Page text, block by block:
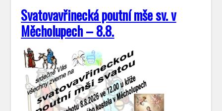
Svatovavřinecká poutní mše sv. v
Měcholupech – 8.8.